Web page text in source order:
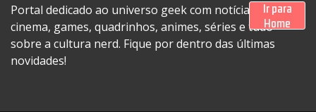
Portal dedicado ao universo geek com notícias sobre
cinema, games, quadrinhos, animes, séries e tudo
sobre a cultura nerd. Fique por dentro das últimas
novidades!
Ir para
Home